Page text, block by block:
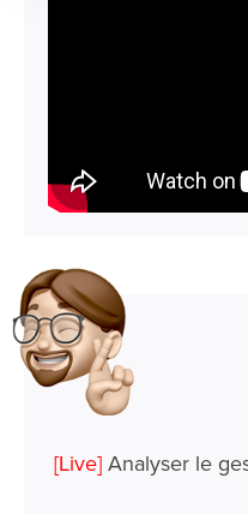
[Live]Analyser le